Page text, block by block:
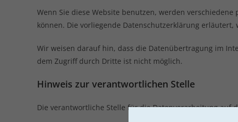
Wenn Sie diese Website benutzen, werden
können. Die vorliegende Datenschutzerklärung
Wir weisen darauf hin, dass die Datenübertragung im
dem Zugriff durch Dritte ist nicht möglich.
Hinweis zur verantwortlichen Stelle
Die verantwortliche Stelle für die Datenverarbeitung auf